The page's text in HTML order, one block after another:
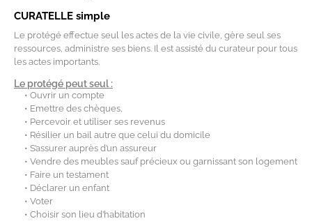
CURATELLE simple
Le protégé effectue seul les actes de la vie civile, gère seul ses
ressources, administre ses biens. Il est assisté du curateur pour tous
les actes importants.
Le protégé peut seul :
• Ouvrir un compte
• Emettre des chèques,
• Percevoir et utiliser ses revenus
• Résilier un bail autre que celui du domicile
• S’assurer auprès d’un assureur
• Vendre des meubles sauf précieux ou garnissant son logement
• Faire un testament
• Déclarer un enfant
• Voter
• Choisir son lieu d’habitation